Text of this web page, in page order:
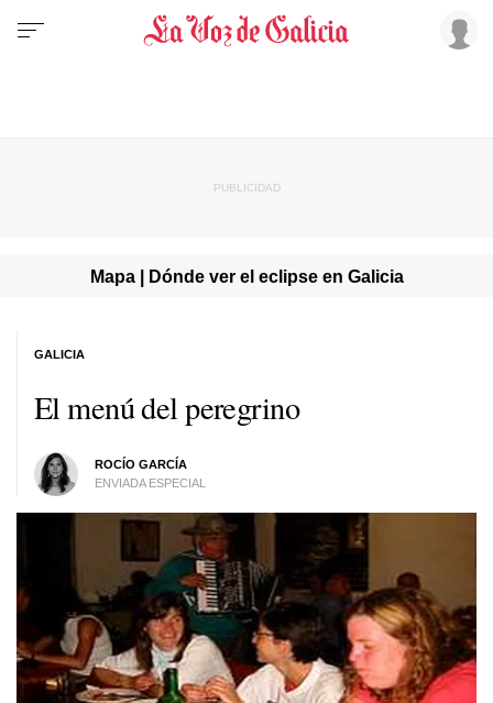
Mapa | Dónde ver el eclipse en Galicia
El menú del peregrino
ROCÍO GARCÍA
ENVIADA ESPECIAL
GALICIA